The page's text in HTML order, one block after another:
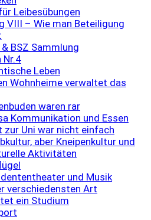
Leibesübungen
VIII – Wie man Beteiligung
BSZ Sammlung
Nr.4
Leben
Wohnheime verwaltet das
waren rar
Kommunikation und Essen
zur Uni war nicht einfach
aber Kneipenkultur und
Aktivitäten
und Musik
verschiedensten Art
ein Studium